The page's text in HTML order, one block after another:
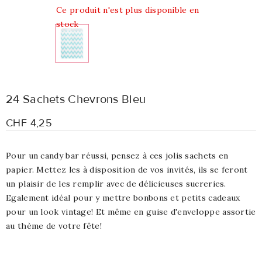
Ce produit n'est plus disponible en
stock
24 Sachets Chevrons Bleu
CHF 4,25
Pour un candy bar réussi, pensez à ces jolis sachets en
papier. Mettez les à disposition de vos invités, ils se feront
un plaisir de les remplir avec de délicieuses sucreries.
Egalement idéal pour y mettre bonbons et petits cadeaux
pour un look vintage! Et même en guise d'enveloppe assortie
au thème de votre fête!